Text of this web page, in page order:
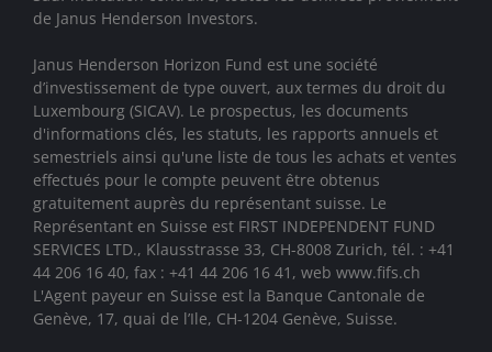
de Janus Henderson Investors.
Janus Henderson Horizon Fund est une société
d’investissement de type ouvert, aux termes du droit du
Luxembourg (SICAV). Le prospectus, les documents
d'informations clés, les statuts, les rapports annuels et
semestriels ainsi qu'une liste de tous les achats et ventes
effectués pour le compte peuvent être obtenus
gratuitement auprès du représentant suisse. Le
Représentant en Suisse est FIRST INDEPENDENT FUND
SERVICES LTD., Klausstrasse 33, CH-8008 Zurich, tél. : +41
44 206 16 40, fax : +41 44 206 16 41, web www.fifs.ch
L'Agent payeur en Suisse est la Banque Cantonale de
Genève, 17, quai de l’Ile, CH-1204 Genève, Suisse.